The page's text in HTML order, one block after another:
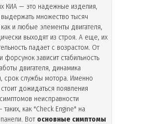
КИА — это надежные изделия,
множество тысяч
и любые элементы двигателя,
выходят из строя. А еще, их
падает с возрастом. От
форсунок зависит стабильность
двигателя, динамика
срок службы мотора. Именно
дожидаться появления
неисправности
как "Check Engine" на
Вот основные симптомы